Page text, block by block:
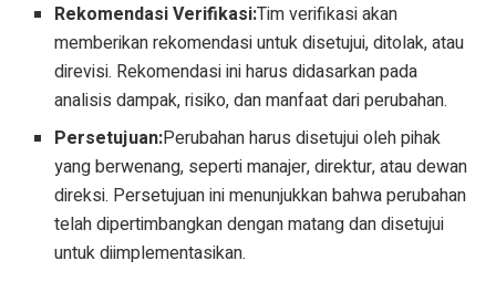
Rekomendasi Verifikasi:Tim verifikasi akan
memberikan rekomendasi untuk disetujui, ditolak, atau
direvisi. Rekomendasi ini harus didasarkan pada
analisis dampak, risiko, dan manfaat dari perubahan.
Persetujuan:Perubahan harus disetujui oleh pihak
yang berwenang, seperti manajer, direktur, atau dewan
direksi. Persetujuan ini menunjukkan bahwa perubahan
telah dipertimbangkan dengan matang dan disetujui
untuk diimplementasikan.